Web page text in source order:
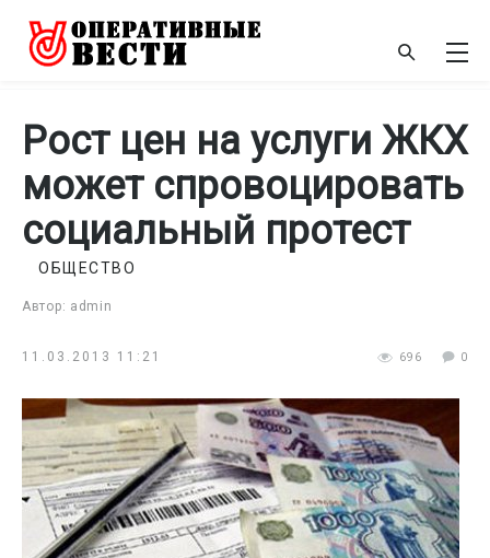
Рост цен на услуги ЖКХ
может спровоцировать
социальный протест
Автор: admin
ОБЩЕСТВО
11.03.2013 11:21 696 0